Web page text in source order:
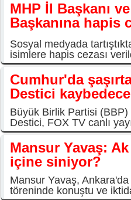
MHP İl Başkanı
Başkanına hapis
Sosyal medyada
isimlere hapis cezası
Cumhur'da
Destici
Büyük Birlik Partisi
Destici, FOX TV canlı
Mansur Yavaş:
içine siniyor?
Mansur Yavaş,
töreninde konuştu ve